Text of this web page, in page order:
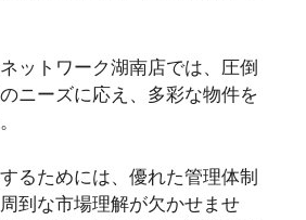
ットワーク湖南店では、圧倒
ニーズに応え、多彩な物件を
るためには、優れた管理体制
到な市場理解が欠かせませ